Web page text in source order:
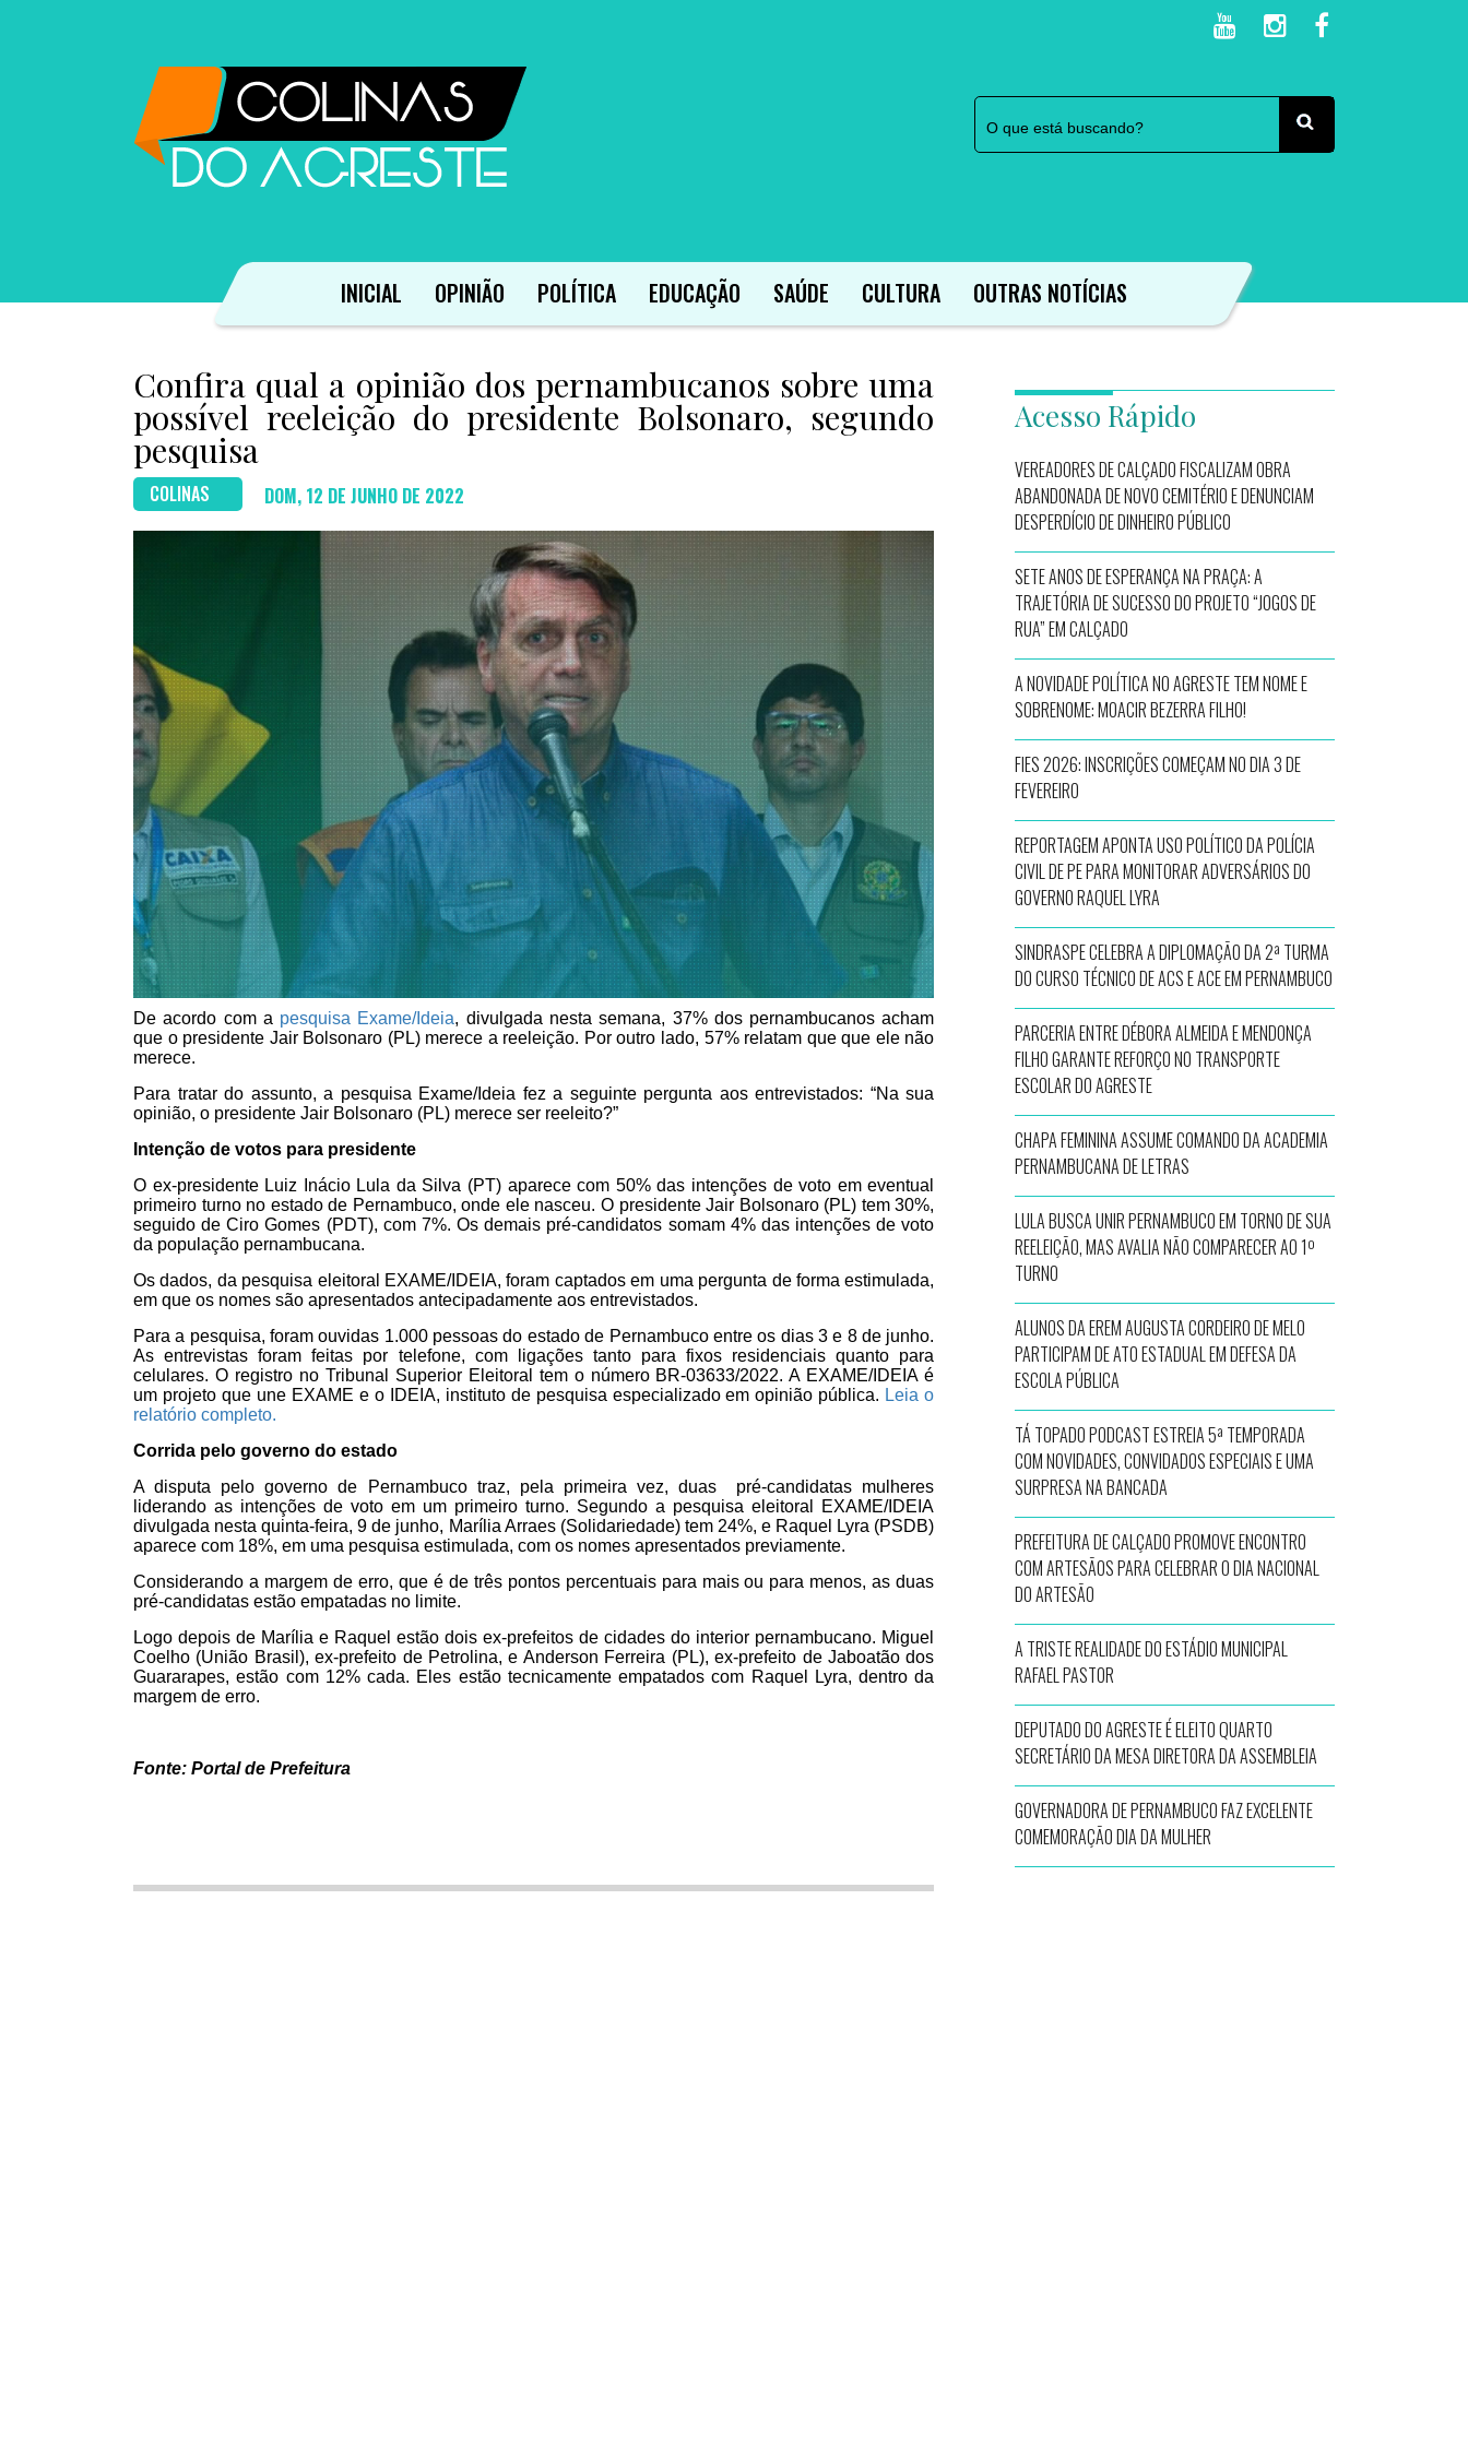
INICIAL OPINIÃO POLÍTICA EDUCAÇÃO SAÚDE CULTURA OUTRAS NOTÍCIAS
Confira qual a opinião dos pernambucanos sobre uma
possível reeleição do presidente Bolsonaro, segundo
pesquisa
COLINAS DOM, 12 DE JUNHO DE 2022
De acordo com a pesquisa Exame/Ideia, divulgada nesta semana, 37% dos pernambucanos acham
que o presidente Jair Bolsonaro (PL) merece a reeleição. Por outro lado, 57% relatam que que ele não
merece.
Para tratar do assunto, a pesquisa Exame/Ideia fez a seguinte pergunta aos entrevistados: “Na sua
opinião, o presidente Jair Bolsonaro (PL) merece ser reeleito?”
Intenção de votos para presidente
O ex-presidente Luiz Inácio Lula da Silva (PT) aparece com 50% das intenções de voto em eventual
primeiro turno no estado de Pernambuco, onde ele nasceu. O presidente Jair Bolsonaro (PL) tem 30%,
seguido de Ciro Gomes (PDT), com 7%. Os demais pré-candidatos somam 4% das intenções de voto
da população pernambucana.
Os dados, da pesquisa eleitoral EXAME/IDEIA, foram captados em uma pergunta de forma estimulada,
em que os nomes são apresentados antecipadamente aos entrevistados.
Para a pesquisa, foram ouvidas 1.000 pessoas do estado de Pernambuco entre os dias 3 e 8 de junho.
As entrevistas foram feitas por telefone, com ligações tanto para fixos residenciais quanto para
celulares. O registro no Tribunal Superior Eleitoral tem o número BR-03633/2022. A EXAME/IDEIA é
um projeto que une EXAME e o IDEIA, instituto de pesquisa especializado em opinião pública. Leia o
relatório completo.
Corrida pelo governo do estado
A disputa pelo governo de Pernambuco traz, pela primeira vez, duas pré-candidatas mulheres
liderando as intenções de voto em um primeiro turno. Segundo a pesquisa eleitoral EXAME/IDEIA
divulgada nesta quinta-feira, 9 de junho, Marília Arraes (Solidariedade) tem 24%, e Raquel Lyra (PSDB)
aparece com 18%, em uma pesquisa estimulada, com os nomes apresentados previamente.
Considerando a margem de erro, que é de três pontos percentuais para mais ou para menos, as duas
pré-candidatas estão empatadas no limite.
Logo depois de Marília e Raquel estão dois ex-prefeitos de cidades do interior pernambucano. Miguel
Coelho (União Brasil), ex-prefeito de Petrolina, e Anderson Ferreira (PL), ex-prefeito de Jaboatão dos
Guararapes, estão com 12% cada. Eles estão tecnicamente empatados com Raquel Lyra, dentro da
margem de erro.
Fonte: Portal de Prefeitura
Acesso Rápido
VEREADORES DE CALÇADO FISCALIZAM OBRA
ABANDONADA DE NOVO CEMITÉRIO E DENUNCIAM
DESPERDÍCIO DE DINHEIRO PÚBLICO
SETE ANOS DE ESPERANÇA NA PRAÇA: A
TRAJETÓRIA DE SUCESSO DO PROJETO “JOGOS DE
RUA” EM CALÇADO
A NOVIDADE POLÍTICA NO AGRESTE TEM NOME E
SOBRENOME: MOACIR BEZERRA FILHO!
FIES 2026: INSCRIÇÕES COMEÇAM NO DIA 3 DE
FEVEREIRO
REPORTAGEM APONTA USO POLÍTICO DA POLÍCIA
CIVIL DE PE PARA MONITORAR ADVERSÁRIOS DO
GOVERNO RAQUEL LYRA
SINDRASPE CELEBRA A DIPLOMAÇÃO DA 2ª TURMA
DO CURSO TÉCNICO DE ACS E ACE EM PERNAMBUCO
PARCERIA ENTRE DÉBORA ALMEIDA E MENDONÇA
FILHO GARANTE REFORÇO NO TRANSPORTE
ESCOLAR DO AGRESTE
CHAPA FEMININA ASSUME COMANDO DA ACADEMIA
PERNAMBUCANA DE LETRAS
LULA BUSCA UNIR PERNAMBUCO EM TORNO DE SUA
REELEIÇÃO, MAS AVALIA NÃO COMPARECER AO 1º
TURNO
ALUNOS DA EREM AUGUSTA CORDEIRO DE MELO
PARTICIPAM DE ATO ESTADUAL EM DEFESA DA
ESCOLA PÚBLICA
TÁ TOPADO PODCAST ESTREIA 5ª TEMPORADA
COM NOVIDADES, CONVIDADOS ESPECIAIS E UMA
SURPRESA NA BANCADA
PREFEITURA DE CALÇADO PROMOVE ENCONTRO
COM ARTESÃOS PARA CELEBRAR O DIA NACIONAL
DO ARTESÃO
A TRISTE REALIDADE DO ESTÁDIO MUNICIPAL
RAFAEL PASTOR
DEPUTADO DO AGRESTE É ELEITO QUARTO
SECRETÁRIO DA MESA DIRETORA DA ASSEMBLEIA
GOVERNADORA DE PERNAMBUCO FAZ EXCELENTE
COMEMORAÇÃO DIA DA MULHER